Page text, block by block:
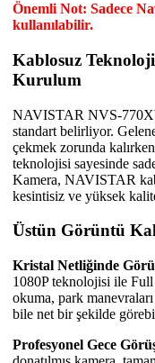
Önemli Not: Sadece
kullanılabilir.
Kablosuz
Kurulum
NAVISTAR NVS-
standart belirliyor.
çekmek zorunda
teknolojisi sayesinde
Kamera, NAVISTAR
kesintisiz ve yüksek
Üstün Görüntü
Kristal Netliğinde
1080P teknolojisi ile Full
okuma, park
bile net bir şekilde
Profesyonel Gece